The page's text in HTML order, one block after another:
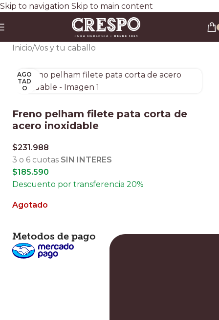
Skip to navigation Skip to main content
Envío gratis a todo el país en compras superiores a $90.000 por Correo Argentino (No
válido en herraduras y clavos)
3 y 6 cuotas sin interés
Descuento ESPECIAL por transferencia bancaria 20%
Inicio/Vos y tu caballo
AGO
TAD
O
Clic para ampliar
Freno pelham filete pata corta de
acero inoxidable
$231.988
3 o 6 cuotas SIN INTERES
$185.590
Descuento por transferencia 20%
Agotado
Metodos de pago